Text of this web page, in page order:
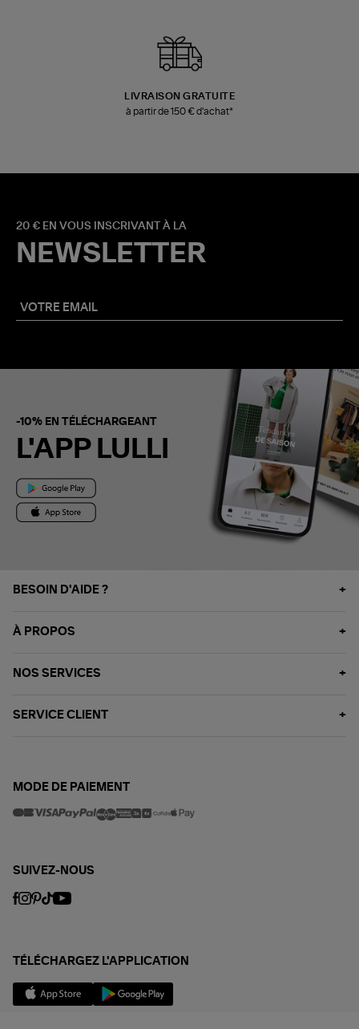
LIVRAISON GRATUITE
à partir de 150 € d'achat*
20 € EN VOUS INSCRIVANT À LA
NEWSLETTER
-10% EN TÉLÉCHARGEANT
L'APP LULLI
BESOIN D'AIDE ?
À PROPOS
NOS SERVICES
SERVICE CLIENT
MODE DE PAIEMENT
SUIVEZ-NOUS
TÉLÉCHARGEZ L'APPLICATION